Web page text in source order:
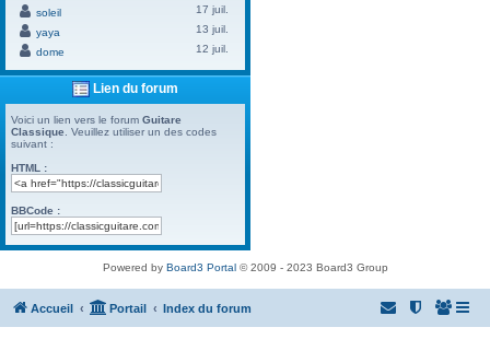
soleil
17 juil.
yaya
13 juil.
dome
12 juil.
Lien du forum
Voici un lien vers le forum Guitare
Classique . Veuillez utiliser un des codes
suivant :
HTML :
BBCode :
Powered by Board3 Portal© 2009 - 2023 Board3 Group
Accueil Portail Index du forum